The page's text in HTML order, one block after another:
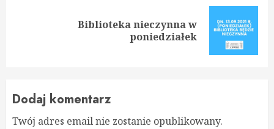
Biblioteka nieczynna w
poniedziałek
Dodaj komentarz
Twój adres email nie zostanie opublikowany.